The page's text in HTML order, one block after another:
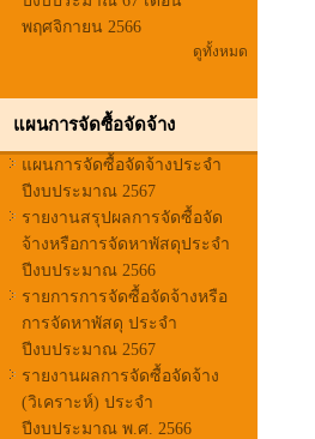
พฤศจิกายน 2566
ดูทั้งหมด
แผนการจัดซื้อจัดจ้าง
แผนการจัดซื้อจัดจ้างประจำ
ปีงบประมาณ 2567
รายงานสรุปผลการจัดซื้อจัด
จ้างหรือการจัดหาพัสดุประจำ
ปีงบประมาณ 2566
รายการการจัดซื้อจัดจ้างหรือ
การจัดหาพัสดุ ประจำ
ปีงบประมาณ 2567
รายงานผลการจัดซื้อจัดจ้าง
(วิเคราะห์) ประจำ
ปีงบประมาณ พ.ศ. 2566